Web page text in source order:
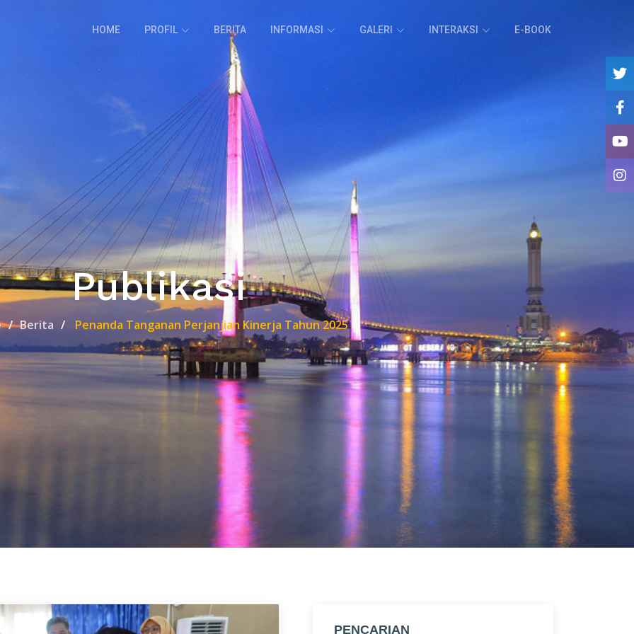
HOME PROFIL BERITA INFORMASI GALERI INTERAKSI E-BOOK
Publikasi
Berita Penanda Tanganan Perjanjian Kinerja Tahun 2025
PENCARIAN